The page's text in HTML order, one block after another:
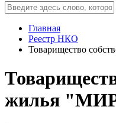
Главная
Реестр НКО
Товарищество
жилья